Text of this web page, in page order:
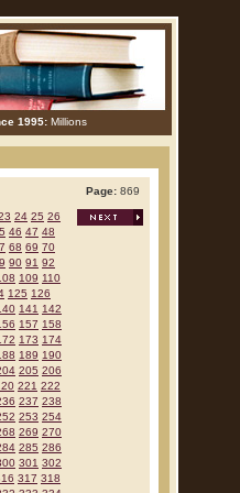
1995: Millions
Page: 869
24 25 26
46 47 48
68 69 70
90 91 92
109 110
125 126
141 142
157 158
173 174
189 190
205 206
221 222
237 238
253 254
269 270
285 286
301 302
317 318